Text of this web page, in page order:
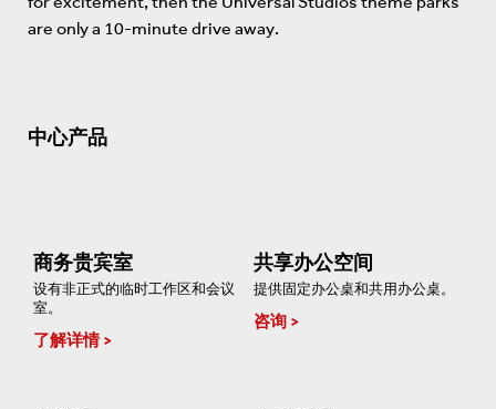
are only a 10-minute drive away.
中心产品
商务贵宾室
设有非正式的临时工作区和会议
室。
了解详情
共享办公空间
提供固定办公桌和共用办公桌。
咨询